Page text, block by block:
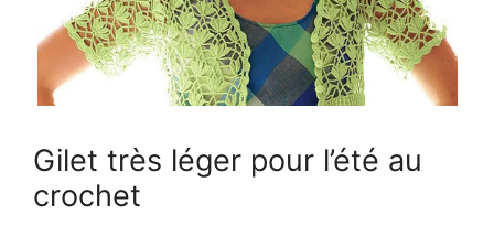
Gilet très léger pour l’été au
crochet